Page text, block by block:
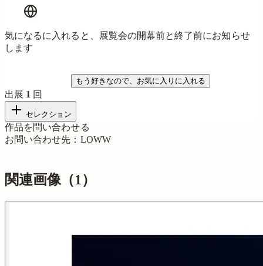
気になるに入れると、展覧会の開幕前と終了前にお知らせ
します
もう好きなので、お気に入りに入れる
出展 1 回
セレクション
作品を問い合わせる
お問い合わせ先 ： LOWW
関連画像（1）